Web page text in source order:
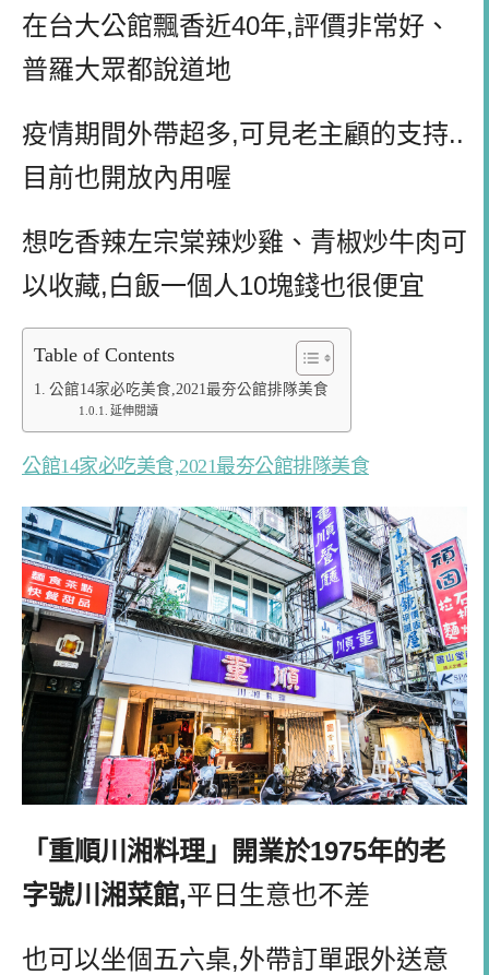
在台大公館飄香近40年,評價非常好、
普羅大眾都說道地
疫情期間外帶超多,可見老主顧的支持..
目前也開放內用喔
想吃香辣左宗棠辣炒雞、青椒炒牛肉可
以收藏,白飯一個人10塊錢也很便宜
Table of Contents
公館14家必吃美食,2021最夯公館排隊美食
延伸閱讀
公館14家必吃美食,2021最夯公館排隊美食
「重順川湘料理」開業於1975年的老
字號川湘菜館,平日生意也不差
也可以坐個五六桌,外帶訂單跟外送意